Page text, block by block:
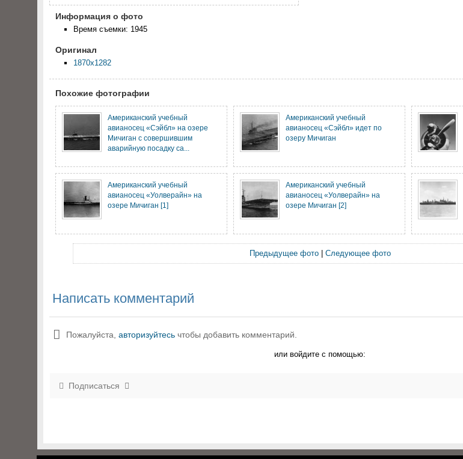
Информация о фото
Время съемки: 1945
Оригинал
1870x1282
Похожие фотографии
Американский учебный
авианосец «Сэйбл» на озере
Мичиган с совершившим
аварийную посадку са...
Американский учебный
авианосец «Сэйбл» идет по
озеру Мичиган
Американский учебный
авианосец «Уолверайн» на
озере Мичиган [1]
Американский учебный
авианосец «Уолверайн» на
озере Мичиган [2]
Предыдущее фото| Следующее фото
Написать комментарий
Пожалуйста, авторизуйтесь чтобы добавить комментарий.
или войдите с помощью:
Подписаться